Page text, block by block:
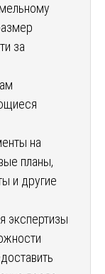
за
на
планы,
и другие
экспертизы